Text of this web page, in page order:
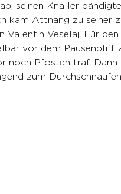
seinen Knaller
kam Attnang zu seiner
Valentin Veselaj. Für
vor dem Pausenpfiff,
noch Pfosten traf. Dann
zum